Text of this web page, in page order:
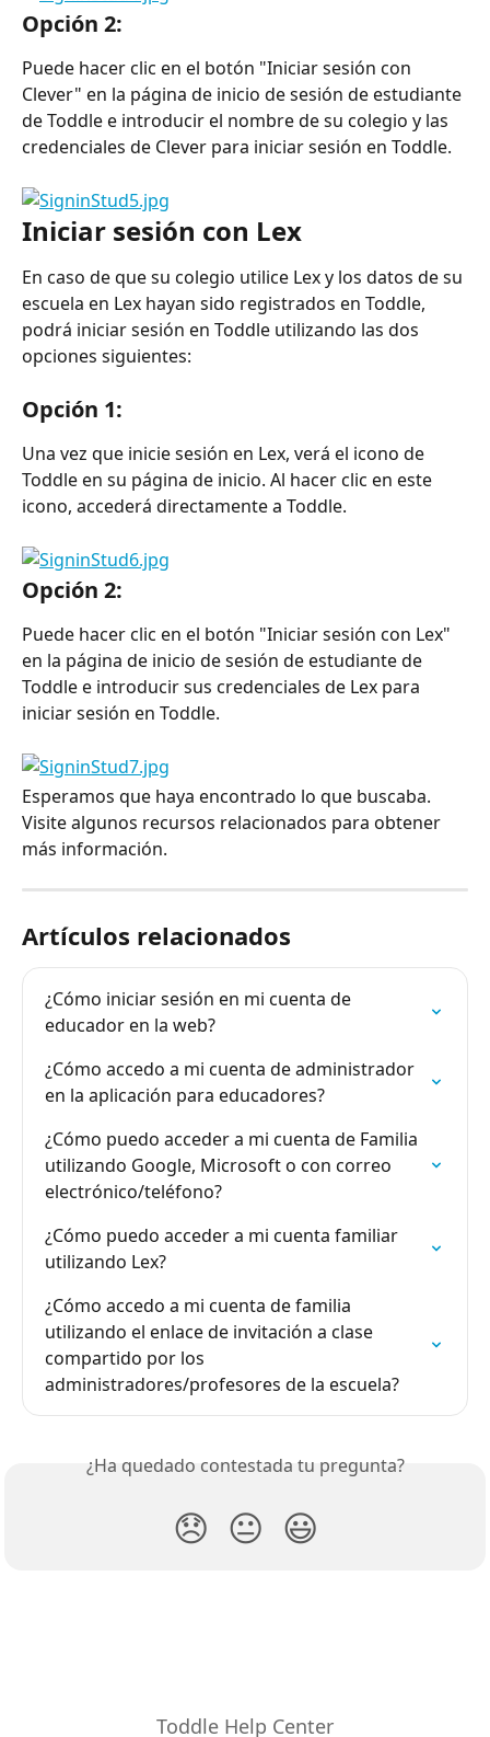
Opción 2:
Puede hacer clic en el botón "Iniciar sesión con
Clever" en la página de inicio de sesión de estudiante
de Toddle e introducir el nombre de su colegio y las
credenciales de Clever para iniciar sesión en Toddle.
Iniciar sesión con Lex
En caso de que su colegio utilice Lex y los datos de su
escuela en Lex hayan sido registrados en Toddle,
podrá iniciar sesión en Toddle utilizando las dos
opciones siguientes:
Opción 1:
Una vez que inicie sesión en Lex, verá el icono de
Toddle en su página de inicio. Al hacer clic en este
icono, accederá directamente a Toddle.
Opción 2:
Puede hacer clic en el botón "Iniciar sesión con Lex"
en la página de inicio de sesión de estudiante de
Toddle e introducir sus credenciales de Lex para
iniciar sesión en Toddle.
Esperamos que haya encontrado lo que buscaba.
Visite algunos recursos relacionados para obtener
más información.
Artículos relacionados
¿Cómo iniciar sesión en mi cuenta de
educador en la web?
¿Cómo accedo a mi cuenta de administrador
en la aplicación para educadores?
¿Cómo puedo acceder a mi cuenta de Familia
utilizando Google, Microsoft o con correo
electrónico/teléfono?
¿Cómo puedo acceder a mi cuenta familiar
utilizando Lex?
¿Cómo accedo a mi cuenta de familia
utilizando el enlace de invitación a clase
compartido por los
administradores/profesores de la escuela?
¿Ha quedado contestada tu pregunta?
😞 😐 😃
Toddle Help Center